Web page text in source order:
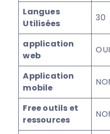
Langues
Utilisées
30
application
web
OUI
Application
mobile
Free outils et
ressources